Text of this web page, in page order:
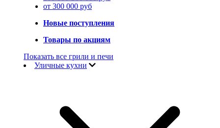
от 300 000 руб
Новые поступления
Товары по акциям
Показать все грили и печи
Уличные кухни